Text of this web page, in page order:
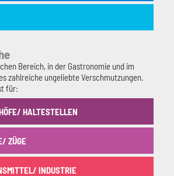
Bereich, in der Gastronomie und im
zahlreiche ungeliebte Verschmutzungen.
für:
HALTESTELLEN
ZÜGE
INDUSTRIE